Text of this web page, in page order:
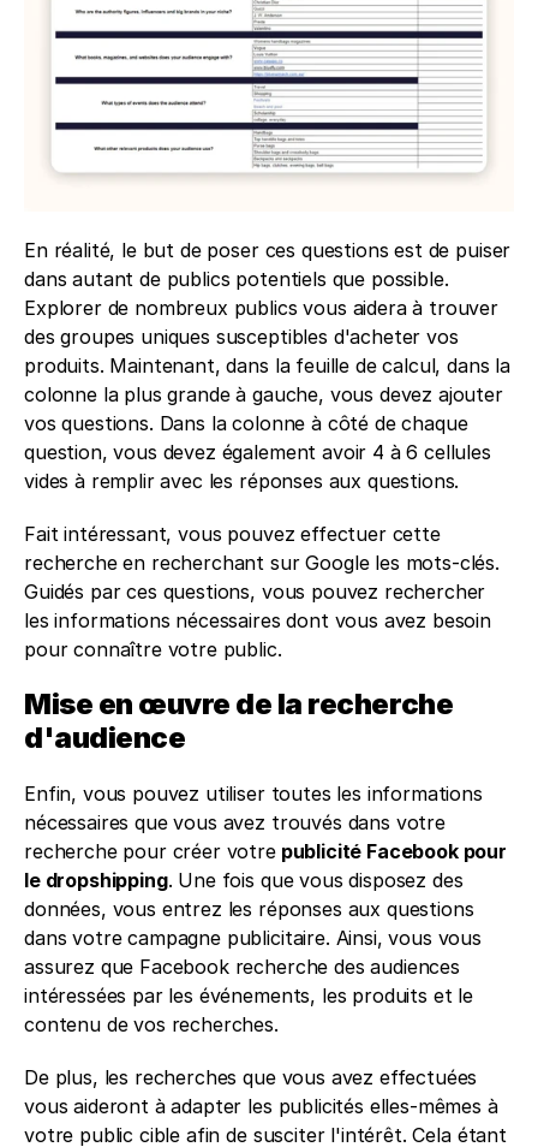
En réalité, le but de poser ces questions est de puiser
dans autant de publics potentiels que possible.
Explorer de nombreux publics vous aidera à trouver
des groupes uniques susceptibles d'acheter vos
produits. Maintenant, dans la feuille de calcul, dans la
colonne la plus grande à gauche, vous devez ajouter
vos questions. Dans la colonne à côté de chaque
question, vous devez également avoir 4 à 6 cellules
vides à remplir avec les réponses aux questions.
Fait intéressant, vous pouvez effectuer cette
recherche en recherchant sur Google les mots-clés.
Guidés par ces questions, vous pouvez rechercher
les informations nécessaires dont vous avez besoin
pour connaître votre public.
Mise en œuvre de la recherche
d'audience
Enfin, vous pouvez utiliser toutes les informations
nécessaires que vous avez trouvés dans votre
recherche pour créer votre publicité Facebook pour
le dropshipping. Une fois que vous disposez des
données, vous entrez les réponses aux questions
dans votre campagne publicitaire. Ainsi, vous vous
assurez que Facebook recherche des audiences
intéressées par les événements, les produits et le
contenu de vos recherches.
De plus, les recherches que vous avez effectuées
vous aideront à adapter les publicités elles-mêmes à
votre public cible afin de susciter l'intérêt. Cela étant